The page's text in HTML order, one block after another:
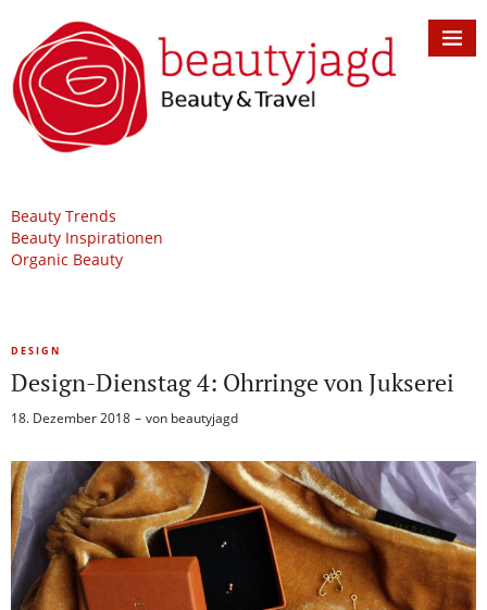
Beauty Trends
Beauty Inspirationen
Organic Beauty
DESIGN
Design-Dienstag 4: Ohrringe von Jukserei
18. Dezember 2018 von beautyjagd